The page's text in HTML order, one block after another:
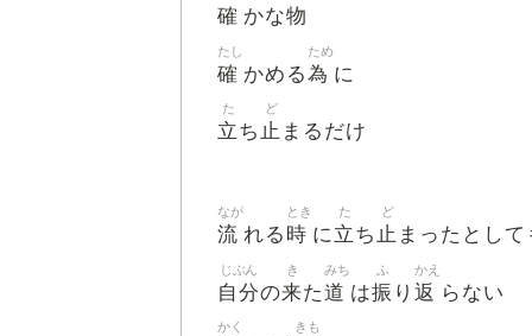
確 かな物
確
たし
かめる為
ため
に
立
た
ち止
ど
まるだけ
流
なが
れる 時
とき
に立
た
ち止
ど
まったとして
自分
じぶん
の来
き
た道
みち
は振
ふ
り 返
かえ
らない
かく きも